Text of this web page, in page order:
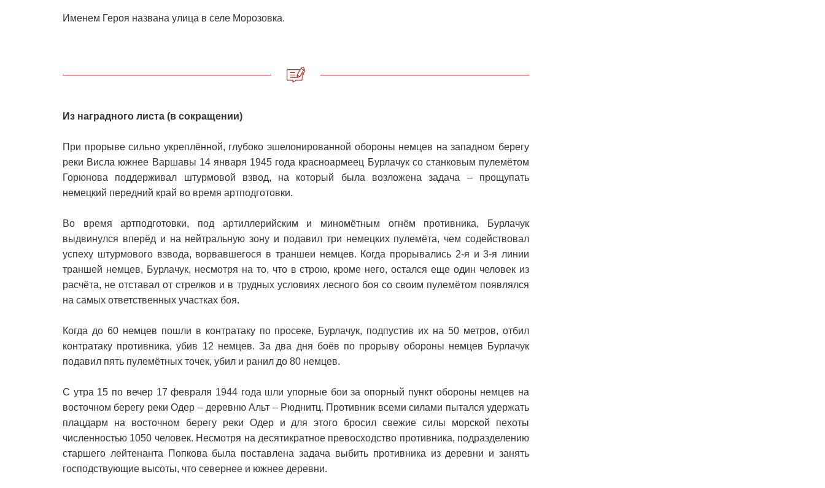
Именем Героя названа улица в селе Морозовка.
Из наградного листа (в сокращении)
При прорыве сильно укреплённой, глубоко эшелонированной обороны немцев на западном берегу
реки Висла южнее Варшавы 14 января 1945 года красноармеец Бурлачук со станковым пулемётом
Горюнова поддерживал штурмовой взвод, на который была возложена задача – прощупать
немецкий передний край во время артподготовки.
Во время артподготовки, под артиллерийским и миномётным огнём противника, Бурлачук
выдвинулся вперёд и на нейтральную зону и подавил три немецких пулемёта, чем содействовал
успеху штурмового взвода, ворвавшегося в траншеи немцев. Когда прорывались 2-я и 3-я линии
траншей немцев, Бурлачук, несмотря на то, что в строю, кроме него, остался еще один человек из
расчёта, не отставал от стрелков и в трудных условиях лесного боя со своим пулемётом появлялся
на самых ответственных участках боя.
Когда до 60 немцев пошли в контратаку по просеке, Бурлачук, подпустив их на 50 метров, отбил
контратаку противника, убив 12 немцев. За два дня боёв по прорыву обороны немцев Бурлачук
подавил пять пулемётных точек, убил и ранил до 80 немцев.
С утра 15 по вечер 17 февраля 1944 года шли упорные бои за опорный пункт обороны немцев на
восточном берегу реки Одер – деревню Альт – Рюднитц. Противник всеми силами пытался удержать
плацдарм на восточном берегу реки Одер и для этого бросил свежие силы морской пехоты
численностью 1050 человек. Несмотря на десятикратное превосходство противника, подразделению
старшего лейтенанта Попкова была поставлена задача выбить противника из деревни и занять
господствующие высоты, что севернее и южнее деревни.